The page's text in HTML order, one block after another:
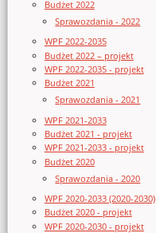
Budżet 2022
Sprawozdania - 2022
WPF 2022-2035
Budżet 2022 – projekt
WPF 2022-2035 - projekt
Budżet 2021
Sprawozdania - 2021
WPF 2021-2033
Budżet 2021 - projekt
WPF 2021-2033 - projekt
Budżet 2020
Sprawozdania - 2020
WPF 2020-2033 (2020-2030)
Budżet 2020 - projekt
WPF 2020-2030 - projekt